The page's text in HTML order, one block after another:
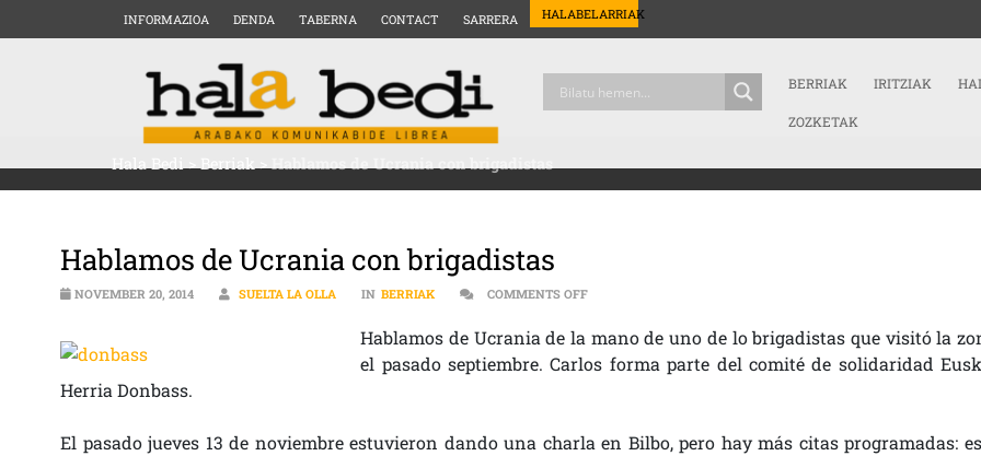
INFORMAZIOA DENDA TABERNA CONTACT SARRERA HALABELARRIAK
BERRIAK IRITZIAK
ZOZKETAK
Hala Bedi>Berriak>Hablamos de Ucrania con brigadistas
Hablamos de Ucrania con brigadistas
NOVEMBER 20, 2014 SUELTA LA OLLA IN BERRIAK COMMENTS OFFON HABLAMOS DE UCRANIA CON BRIGADISTAS
Hablamos de Ucrania de la mano de uno de lo brigadistas que visitó la
el pasado septiembre. Carlos forma parte del comité de solidaridad
Herria Donbass.
El pasado jueves 13 de noviembre estuvieron dando una charla en Bilbo, pero hay más citas programadas: